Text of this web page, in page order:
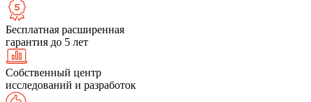
Бесплатная расширенная
гарантия до 5 лет
Собственный центр
исследований и разработок